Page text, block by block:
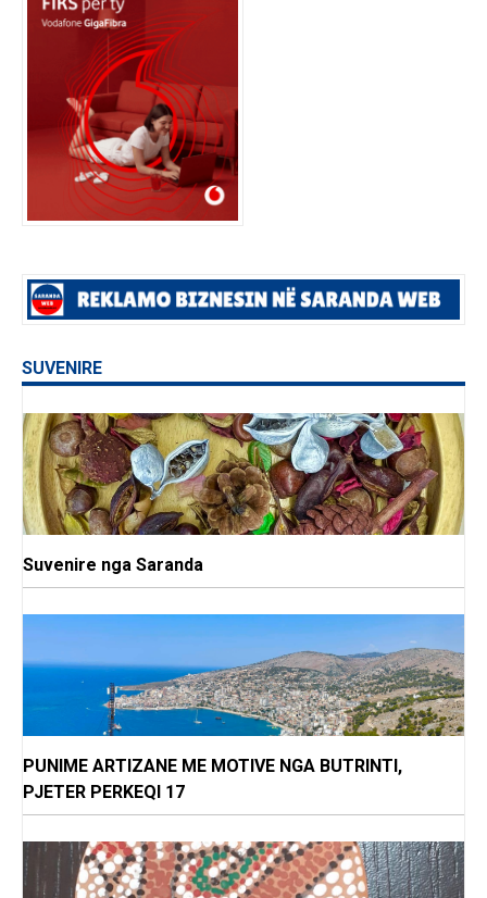
SUVENIRE
Suvenire nga Saranda
PUNIME ARTIZANE ME MOTIVE NGA BUTRINTI,
PJETER PERKEQI 17